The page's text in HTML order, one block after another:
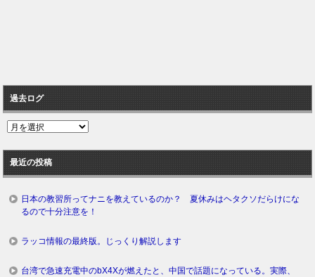
過去ログ
過
ロ
グ
最近の投稿
日本の教習所ってナニを教えているのか？ 夏休みはヘタクソだらけにな
るので十分注意を！
ラッコ情報の最終版。じっくり解説します
台湾で急速充電中のbX4Xが燃えたと、中国で話題になっている。実際、